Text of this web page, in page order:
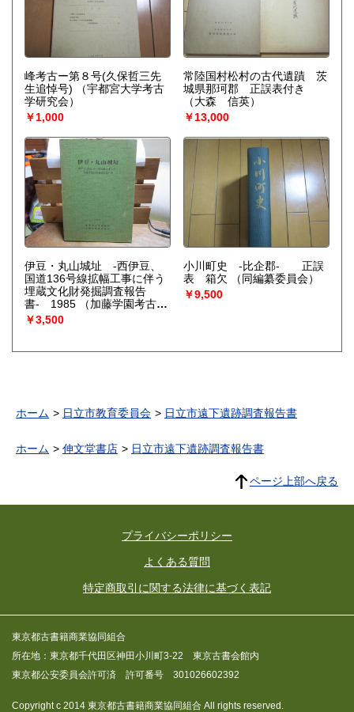
峰考古ー第８号(久保哲三先
生追悼号)
（宇都宮大学考古
学研究会）
￥1,000
常陸国村松村の古代遺蹟 茨
城県那珂郡 正誤表付き
（大森 信英）
￥13,000
伊豆・丸山城址 -西伊豆、
国道136号線拡幅工事に伴う
埋蔵文化財発掘調査報告
書- 1985
（加藤学園考古学
研究所）
￥3,500
小川町史 -比企郡- 正誤
表 箱欠
（同編纂委員会）
￥9,500
ホーム 日立市教育委員会 日立市遠下遺跡調査報告書
ホーム 伸文堂書店 日立市遠下遺跡調査報告書
ページ上部へ戻る
プライバシーポリシー
よくある質問
特定商取引に関する法律に基づく表記
東京都古書籍商業協同組合
所在地：東京都千代田区神田小川町3-22 東京古書会館内
東京都公安委員会許可済 許可番号 301026602392
Copyright c 2014 東京都古書籍商業協同組合 All rights reserved.